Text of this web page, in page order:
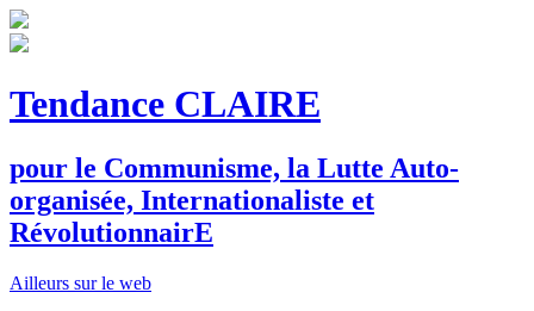
Tendance CLAIRE
pour le Communisme, la Lutte Auto-
organisée, Internationaliste et
RévolutionnairE
Ailleurs sur le web